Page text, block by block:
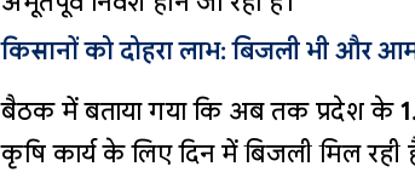
किसानों को दोहरा लाभ: बिजली भी और
बैठक में बताया गया कि अब तक प्रदेश के
कृषि कार्य के लिए दिन में बिजली मिल रही